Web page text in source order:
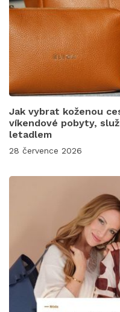
Jak vybrat koženou
víkendové pobyty,
letadlem
28 července 2026